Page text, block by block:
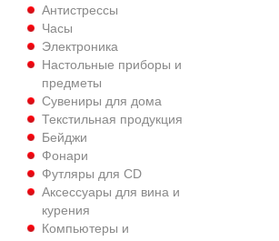
Антистрессы
Часы
Электроника
Настольные приборы и
предметы
Сувениры для дома
Текстильная продукция
Бейджи
Фонари
Футляры для CD
Аксессуары для вина и
курения
Компьютеры и